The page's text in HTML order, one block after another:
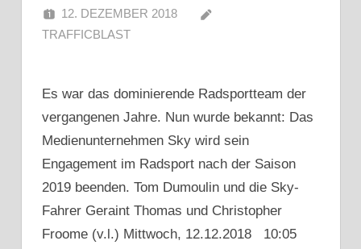
12. DEZEMBER 2018
TRAFFICBLAST
Es war das dominierende Radsportteam der
vergangenen Jahre. Nun wurde bekannt: Das
Medienunternehmen Sky wird sein
Engagement im Radsport nach der Saison
2019 beenden. Tom Dumoulin und die Sky-
Fahrer Geraint Thomas und Christopher
Froome (v.l.) Mittwoch, 12.12.2018 10:05